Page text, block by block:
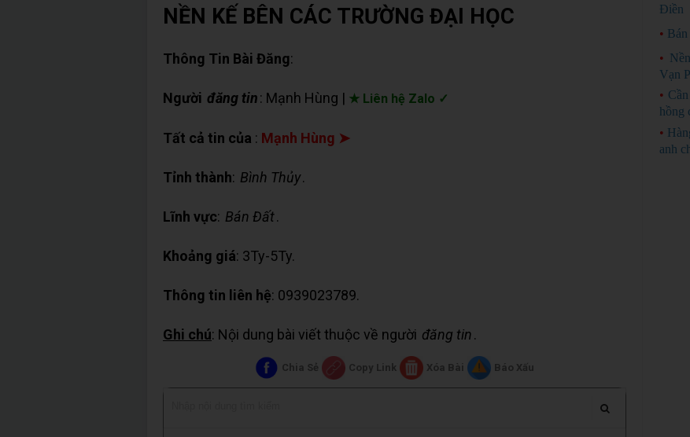
NỀN KẾ BÊN CÁC TRƯỜNG ĐẠI HỌC
Thông Tin Bài Đăng:
Người đăng tin: Mạnh Hùng | ★ Liên hệ Zalo ✓
Tất cả tin của : Mạnh Hùng ➤
Tỉnh thành: Bình Thủy.
Lĩnh vực: Bán Đất.
Khoảng giá: 3Ty-5Ty.
Thông tin liên hệ: 0939023789.
Ghi chú: Nội dung bài viết thuộc về người đăng tin.
Chia Sẻ Copy Link Xóa Bài Báo Xấu
Điền
•
•
Vạn
•
hồng
•
anh